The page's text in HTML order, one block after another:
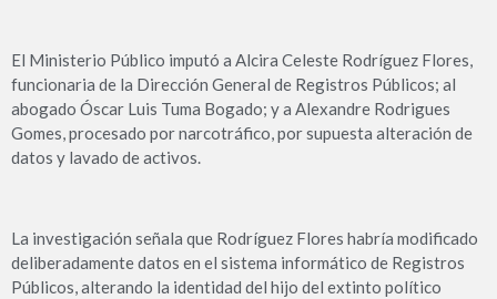
El Ministerio Público imputó a Alcira Celeste Rodríguez Flores,
funcionaria de la Dirección General de Registros Públicos; al
abogado Óscar Luis Tuma Bogado; y a Alexandre Rodrigues
Gomes, procesado por narcotráfico, por supuesta alteración de
datos y lavado de activos.
La investigación señala que Rodríguez Flores habría modificado
deliberadamente datos en el sistema informático de Registros
Públicos, alterando la identidad del hijo del extinto político